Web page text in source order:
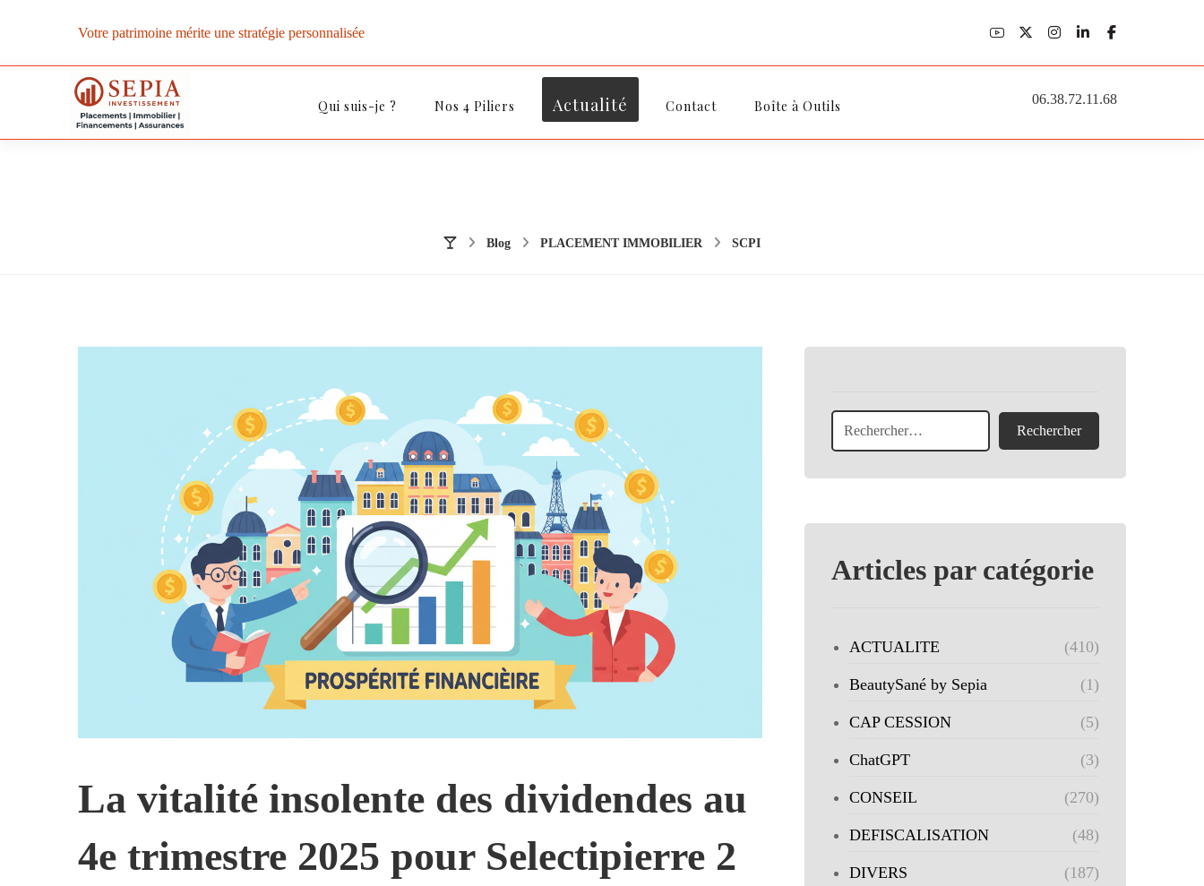
Votre patrimoine mérite une stratégie personnalisée
Qui suis-je ? Nos 4 Piliers Actualité Contact Boîte à Outils 06.38.72.11.68
Blog PLACEMENT IMMOBILIER SCPI
La vitalité insolente des dividendes au
4e trimestre 2025 pour Selectipierre 2
Articles par catégorie
ACTUALITE (410)
BeautySané by Sepia (1)
CAP CESSION (5)
ChatGPT (3)
CONSEIL (270)
DEFISCALISATION (48)
DIVERS (187)